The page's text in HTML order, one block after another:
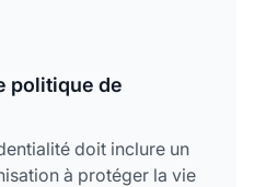
politique de
doit inclure un
à protéger la vie